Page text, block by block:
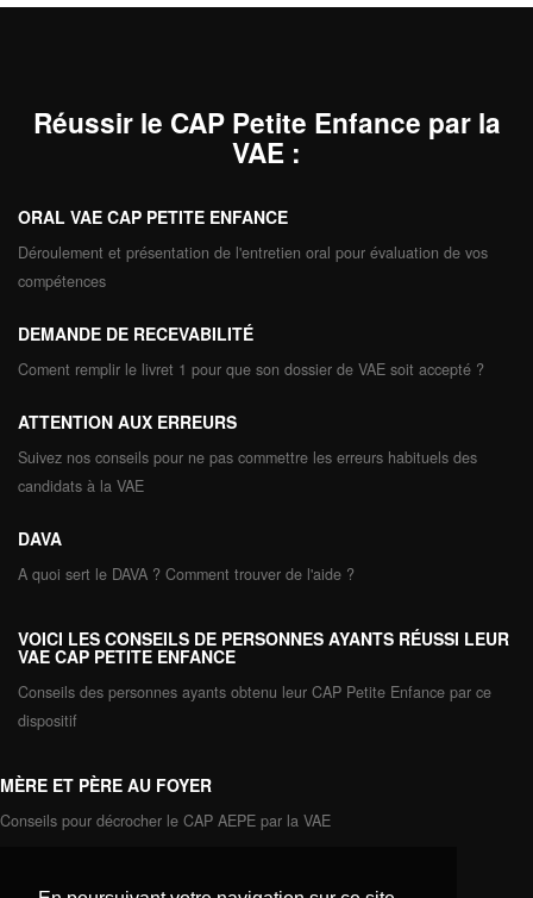
Réussir le CAP Petite Enfance par la
VAE :
ORAL VAE CAP PETITE ENFANCE
Déroulement et présentation de l'entretien oral pour évaluation de vos
compétences
DEMANDE DE RECEVABILITÉ
Coment remplir le livret 1 pour que son dossier de VAE soit accepté ?
ATTENTION AUX ERREURS
Suivez nos conseils pour ne pas commettre les erreurs habituels des
candidats à la VAE
DAVA
A quoi sert le DAVA ? Comment trouver de l'aide ?
VOICI LES CONSEILS DE PERSONNES AYANTS RÉUSSI LEUR
VAE CAP PETITE ENFANCE
Conseils des personnes ayants obtenu leur CAP Petite Enfance par ce
dispositif
MÈRE ET PÈRE AU FOYER
Conseils pour décrocher le CAP AEPE par la VAE